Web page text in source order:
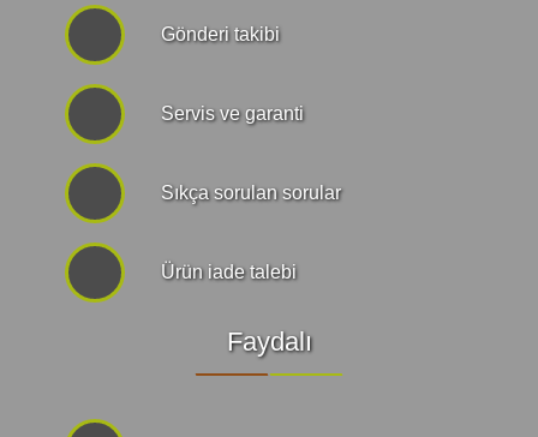
Gönderi takibi
Servis ve garanti
Sıkça sorulan sorular
Ürün iade talebi
Faydalı